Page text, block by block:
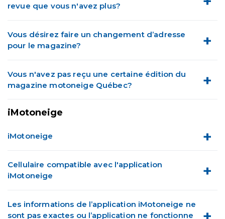
revue que vous n'avez plus?
Vous désirez faire un changement d’adresse
pour le magazine?
Vous n'avez pas reçu une certaine édition du
magazine motoneige Québec?
iMotoneige
iMotoneige
Cellulaire compatible avec l'application
iMotoneige
Les informations de l’application iMotoneige ne
sont pas exactes ou l’application ne fonctionne